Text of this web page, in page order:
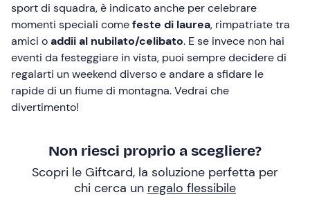
sport di squadra, è indicato anche per celebrare
momenti speciali comefeste di laurea, rimpatriate tra
amici oaddii al nubilato/celibato. E se invece non hai
eventi da festeggiare in vista, puoi sempre decidere di
regalarti un weekend diverso e andare a sfidare le
rapide di un fiume di montagna. Vedrai che
divertimento!
Non riesci proprio a scegliere?
Scopri le Giftcard, la soluzione perfetta per
chi cerca un regalo flessibile